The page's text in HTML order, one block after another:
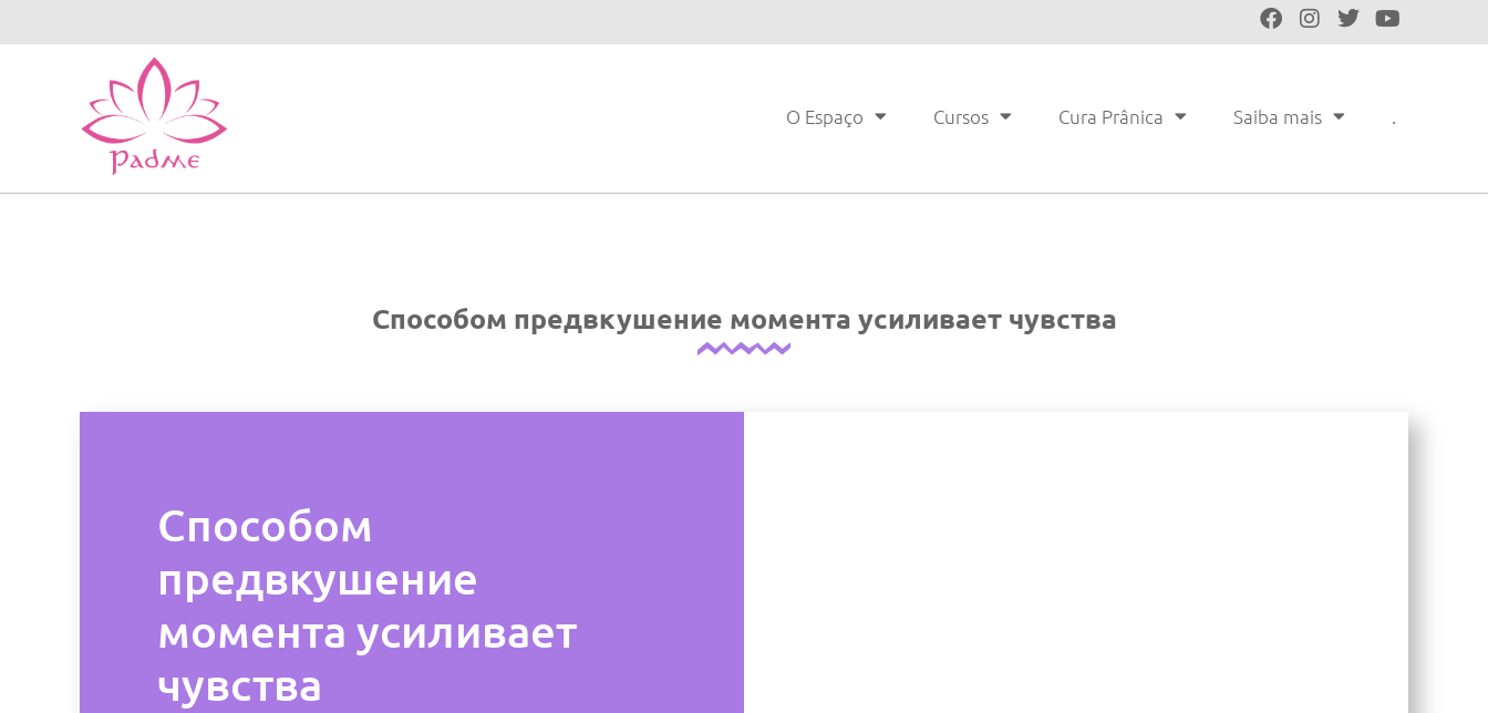
O Espaço Cursos Cura Prânica Saiba mais .
Способом предвкушение момента усиливает чувства
Способом
предвкушение
момента усиливает
чувства